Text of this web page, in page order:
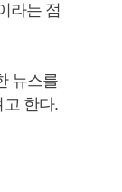
라는 점
뉴스를
한다.